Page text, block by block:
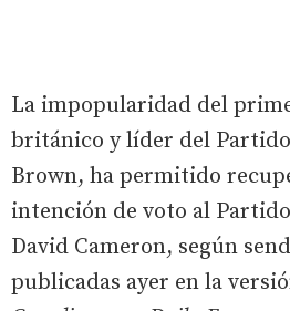
La impopularidad del
británico y líder del
Brown, ha permitido
intención de voto al
David Cameron, según
publicadas ayer en la